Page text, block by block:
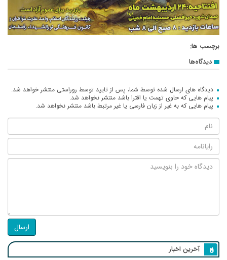
برچسب ها:
دیدگاه‌ها
دیدگاه های ارسال شده توسط شما، پس از تایید توسط روراستی منتشر خواهد شد.
پیام هایی که حاوی تهمت یا افترا باشد منتشر نخواهد شد.
پیام هایی که به غیر از زبان فارسی یا غیر مرتبط باشد منتشر نخواهد شد.
ارسال
آخرین اخبار